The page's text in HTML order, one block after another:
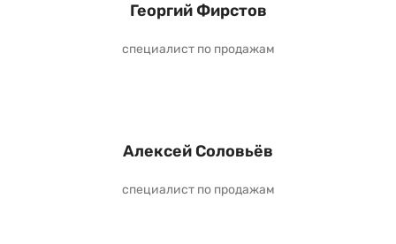
Георгий Фирстов
специалист по продажам
Алексей Соловьёв
специалист по продажам